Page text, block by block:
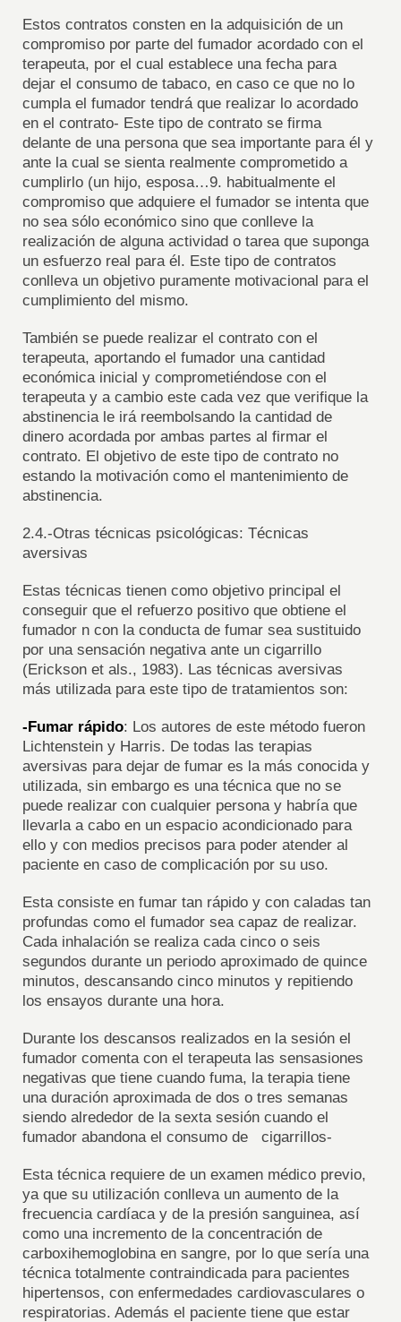
Estos contratos consten en la adquisición de un
compromiso por parte del fumador acordado con el
terapeuta, por el cual establece una fecha para
dejar el consumo de tabaco, en caso ce que no lo
cumpla el fumador tendrá que realizar lo acordado
en el contrato- Este tipo de contrato se firma
delante de una persona que sea importante para él y
ante la cual se sienta realmente comprometido a
cumplirlo (un hijo, esposa…9. habitualmente el
compromiso que adquiere el fumador se intenta que
no sea sólo económico sino que conlleve la
realización de alguna actividad o tarea que suponga
un esfuerzo real para él. Este tipo de contratos
conlleva un objetivo puramente motivacional para el
cumplimiento del mismo.
También se puede realizar el contrato con el
terapeuta, aportando el fumador una cantidad
económica inicial y comprometiéndose con el
terapeuta y a cambio este cada vez que verifique la
abstinencia le irá reembolsando la cantidad de
dinero acordada por ambas partes al firmar el
contrato. El objetivo de este tipo de contrato no
estando la motivación como el mantenimiento de
abstinencia.
2.4.-Otras técnicas psicológicas: Técnicas
aversivas
Estas técnicas tienen como objetivo principal el
conseguir que el refuerzo positivo que obtiene el
fumador n con la conducta de fumar sea sustituido
por una sensación negativa ante un cigarrillo
(Erickson et als., 1983). Las técnicas aversivas
más utilizada para este tipo de tratamientos son:
-Fumar rápido: Los autores de este método fueron
Lichtenstein y Harris. De todas las terapias
aversivas para dejar de fumar es la más conocida y
utilizada, sin embargo es una técnica que no se
puede realizar con cualquier persona y habría que
llevarla a cabo en un espacio acondicionado para
ello y con medios precisos para poder atender al
paciente en caso de complicación por su uso.
Esta consiste en fumar tan rápido y con caladas tan
profundas como el fumador sea capaz de realizar.
Cada inhalación se realiza cada cinco o seis
segundos durante un periodo aproximado de quince
minutos, descansando cinco minutos y repitiendo
los ensayos durante una hora.
Durante los descansos realizados en la sesión el
fumador comenta con el terapeuta las sensasiones
negativas que tiene cuando fuma, la terapia tiene
una duración aproximada de dos o tres semanas
siendo alrededor de la sexta sesión cuando el
fumador abandona el consumo de cigarrillos-
Esta técnica requiere de un examen médico previo,
ya que su utilización conlleva un aumento de la
frecuencia cardíaca y de la presión sanguinea, así
como una incremento de la concentración de
carboxihemoglobina en sangre, por lo que sería una
técnica totalmente contraindicada para pacientes
hipertensos, con enfermedades cardiovasculares o
respiratorias. Además el paciente tiene que estar